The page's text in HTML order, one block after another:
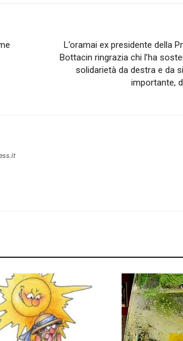
L’oramai ex presidente della
Bottacin ringrazia chi l’ha
solidarietà da destra e da
importante,